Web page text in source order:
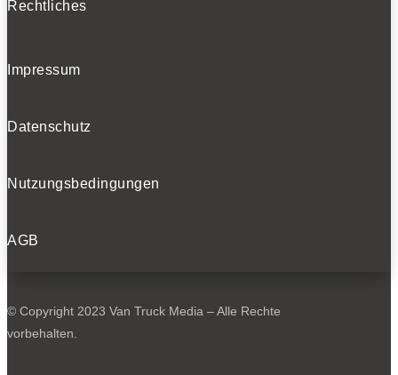
Rechtliches
Impressum
Datenschutz
Nutzungsbedingungen
AGB
© Copyright 2023 Van Truck Media – Alle Rechte
vorbehalten.